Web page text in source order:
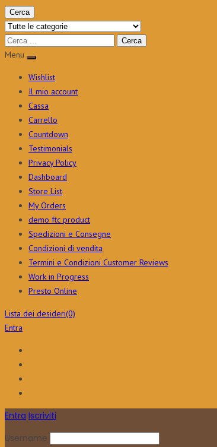
Cerca
Menu
Wishlist
Il mio account
Cassa
Carrello
Countdown
Testimonials
Privacy Policy
Dashboard
Store List
My Orders
demo ftc product
Spedizioni e Consegne
Condizioni di vendita
Termini e Condizioni Customer Reviews
Work in Progress
Presto Online
Lista dei desideri(0)
Entra
Entra Iscriviti
Username